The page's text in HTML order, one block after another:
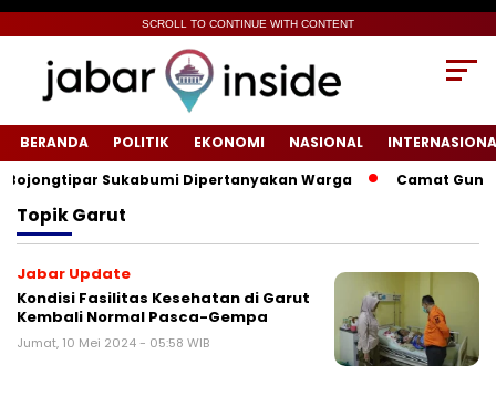
SCROLL TO CONTINUE WITH CONTENT
BERANDA POLITIK EKONOMI NASIONAL
Sukabumi Dipertanyakan Warga
‎‎Camat
TopikGarut
Jabar Update
Kondisi Fasilitas Kesehatan di Garut
Kembali Normal Pasca-Gempa
Jumat, 10 Mei 2024 - 05:58 WIB